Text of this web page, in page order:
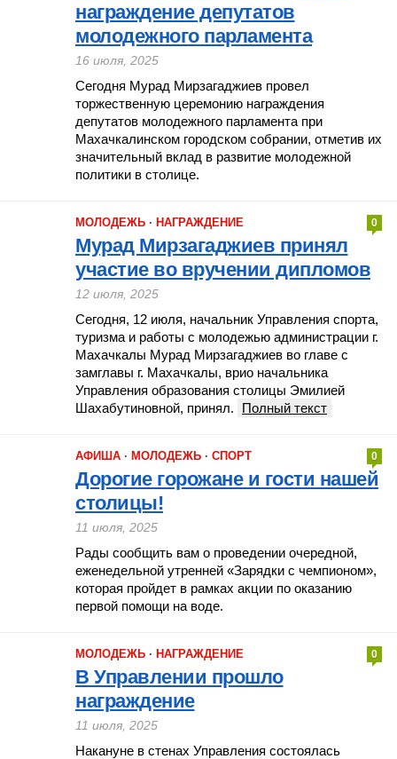
награждение депутатов
молодежного парламента
16 июля, 2025
Сегодня Мурад Мирзагаджиев провел
торжественную церемонию награждения
депутатов молодежного парламента при
Махачкалинском городском собрании, отметив их
значительный вклад в развитие молодежной
политики в столице.
МОЛОДЕЖЬ · НАГРАЖДЕНИЕ 0
Мурад Мирзагаджиев принял
участие во вручении дипломов
12 июля, 2025
Сегодня, 12 июля, начальник Управления спорта,
туризма и работы с молодежью администрации г.
Махачкалы Мурад Мирзагаджиев во главе с
замглавы г. Махачкалы, врио начальника
Управления образования столицы Эмилией
Шахабутиновной, принял.
Полный текст
АФИША · МОЛОДЕЖЬ · СПОРТ 0
Дорогие горожане и гости нашей
столицы!
11 июля, 2025
Рады сообщить вам о проведении очередной,
еженедельной утренней «Зарядки с чемпионом»,
которая пройдет в рамках акции по оказанию
первой помощи на воде.
МОЛОДЕЖЬ · НАГРАЖДЕНИЕ 0
В Управлении прошло
награждение
11 июля, 2025
Накануне в стенах Управления состоялась